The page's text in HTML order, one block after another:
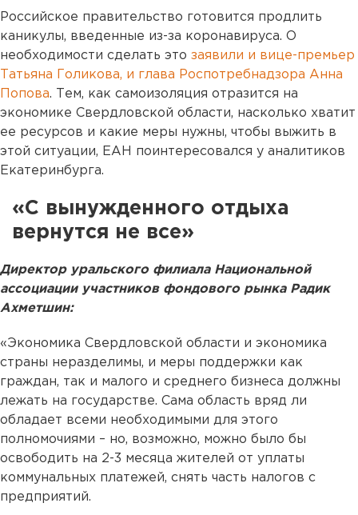
Российское правительство готовится продлить
каникулы, введенные из-за коронавируса. О
необходимости сделать это заявили и вице-премьер
Татьяна Голикова, и глава Роспотребнадзора Анна
Попова. Тем, как самоизоляция отразится на
экономике Свердловской области, насколько хватит
ее ресурсов и какие меры нужны, чтобы выжить в
этой ситуации, ЕАН поинтересовался у аналитиков
Екатеринбурга.
«С вынужденного отдыха
вернутся не все»
Директор уральского филиала Национальной
ассоциации участников фондового рынка Радик
Ахметшин:
«Экономика Свердловской области и экономика
страны неразделимы, и меры поддержки как
граждан, так и малого и среднего бизнеса должны
лежать на государстве. Сама область вряд ли
обладает всеми необходимыми для этого
полномочиями – но, возможно, можно было бы
освободить на 2-3 месяца жителей от уплаты
коммунальных платежей, снять часть налогов с
предприятий.